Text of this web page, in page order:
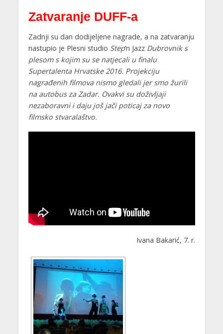
Zatvaranje DUFF-a
Zadnji su dan dodijeljene nagrade, a na zatvaranju
nastupio je Plesni studio Step‘n Jazz Dubrovnik s
plesom s kojim su se natjecali u finalu
Supertalenta Hrvatske 2016. Projekciju
nagrađenih filmova nismo gledali jer smo žurili
na autobus za Zadar. Ovakvi su doživljaji
nezaboravni i daju još jači poticaj za novo
filmsko stvaralaštvo.
Ivana Bakarić, 7. r.